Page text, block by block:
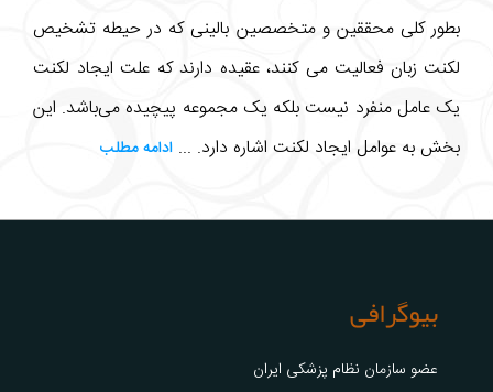
بطور کلی محققین و متخصصین بالینی که در حیطه تشخیص
لکنت زبان فعالیت می کنند، عقیده دارند که علت ایجاد لکنت
یک عامل منفرد نیست بلکه یک مجموعه پیچیده می‌باشد. این
بخش به عوامل ایجاد لکنت اشاره دارد. ... ادامه مطلب
بیوگرافی
عضو سازمان نظام پزشکی ایران